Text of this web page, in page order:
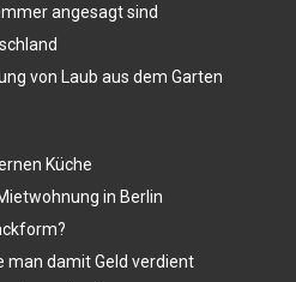
angesagt sind
von Laub aus dem Garten
Küche
in Berlin
man damit Geld verdient